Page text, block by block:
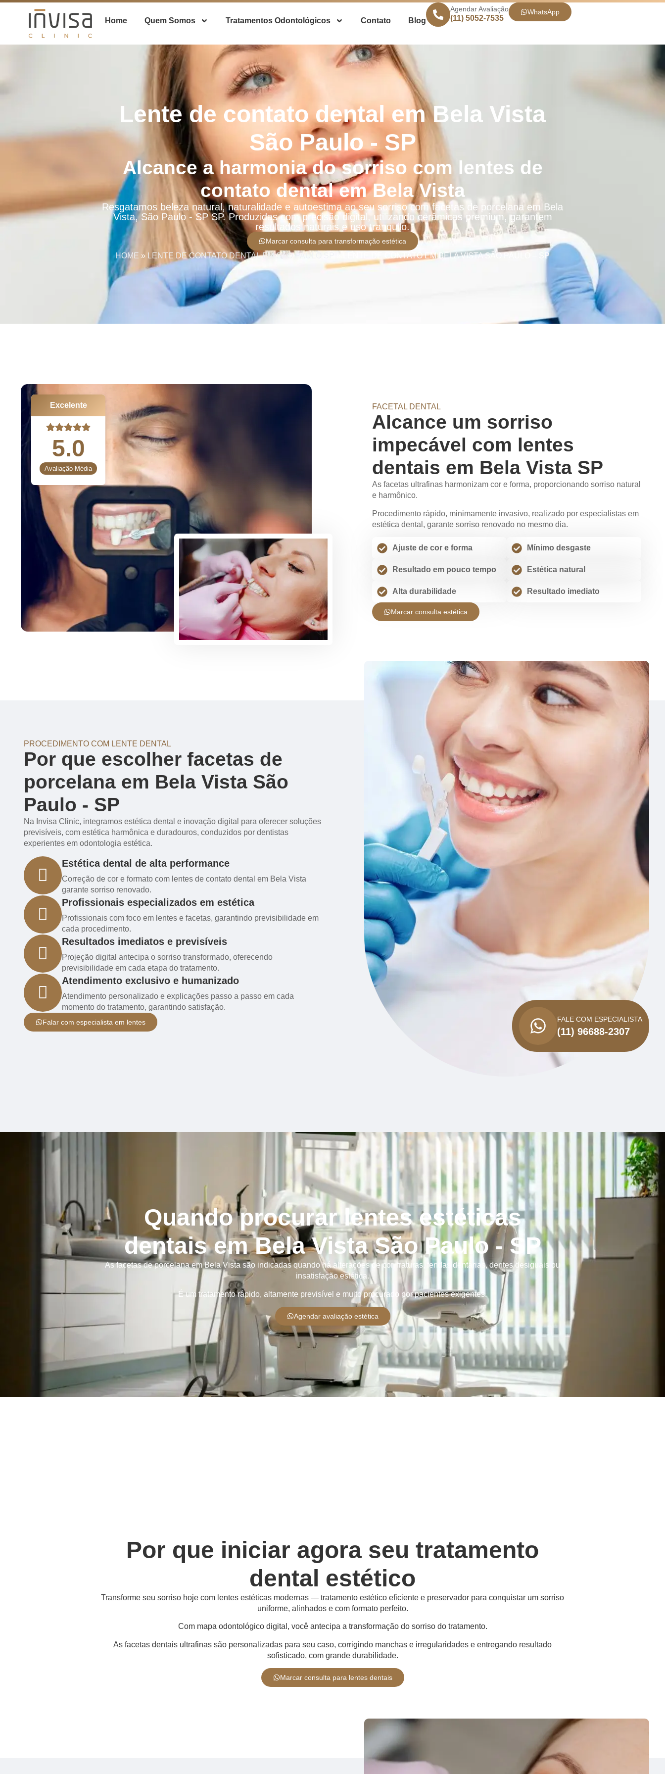
Home Quem Somos Tratamentos Odontológicos Contato Blog
Agendar Avaliação
(11) 5052-7535
WhatsApp
Lente de contato dental em Bela Vista
São Paulo - SP
Alcance a harmonia do sorriso com lentes de
contato dental em Bela Vista
Resgatamos beleza natural, naturalidade e autoestima ao seu sorriso com facetas de porcelana em Bela
Vista, São Paulo - SP SP. Produzidas com precisão digital, utilizando cerâmicas premium, garantem
resultados naturais e uso tranquilo.
Marcar consulta para transformação estética
HOME » LENTE DE CONTATO DENTAL EM SÃO PAULO SP LENTE DE CONTATO EM BELA VISTA SÃO PAULO – SP
Excelente
5.0
Avaliação Média
FACETAL DENTAL
Alcance um sorriso
impecável com lentes
dentais em Bela Vista SP
As facetas ultrafinas harmonizam cor e forma, proporcionando sorriso natural
e harmônico.
Procedimento rápido, minimamente invasivo, realizado por especialistas em
estética dental, garante sorriso renovado no mesmo dia.
Ajuste de cor e forma Mínimo desgaste
Resultado em pouco tempo Estética natural
Alta durabilidade Resultado imediato
Marcar consulta estética
PROCEDIMENTO COM LENTE DENTAL
Por que escolher facetas de
porcelana em Bela Vista São
Paulo - SP
Na Invisa Clinic, integramos estética dental e inovação digital para oferecer soluções
previsíveis, com estética harmônica e duradouros, conduzidos por dentistas
experientes em odontologia estética.
Estética dental de alta performance
Correção de cor e formato com lentes de contato dental em Bela Vista
garante sorriso renovado.
Profissionais especializados em estética
Profissionais com foco em lentes e facetas, garantindo previsibilidade em
cada procedimento.
Resultados imediatos e previsíveis
Projeção digital antecipa o sorriso transformado, oferecendo
previsibilidade em cada etapa do tratamento.
Atendimento exclusivo e humanizado
Atendimento personalizado e explicações passo a passo em cada
momento do tratamento, garantindo satisfação.
Falar com especialista em lentes FALE COM ESPECIALISTA
(11) 96688-2307
Quando procurar lentes estéticas
dentais em Bela Vista São Paulo - SP
As facetas de porcelana em Bela Vista são indicadas quando há alterações de cor, fraturas, fendas dentárias, dentes desiguais ou
insatisfação estética.
É um tratamento rápido, altamente previsível e muito procurado por pacientes exigentes.
Agendar avaliação estética
Por que iniciar agora seu tratamento
dental estético
Transforme seu sorriso hoje com lentes estéticas modernas — tratamento estético eficiente e preservador para conquistar um sorriso
uniforme, alinhados e com formato perfeito.
Com mapa odontológico digital, você antecipa a transformação do sorriso do tratamento.
As facetas dentais ultrafinas são personalizadas para seu caso, corrigindo manchas e irregularidades e entregando resultado
sofisticado, com grande durabilidade.
Marcar consulta para lentes dentais